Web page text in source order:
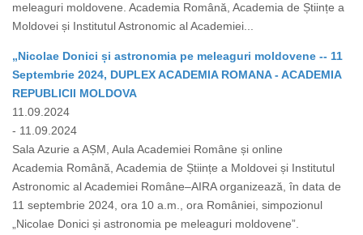
meleaguri moldovene. Academia Română, Academia de Științe a
Moldovei și Institutul Astronomic al Academiei...
„Nicolae Donici și astronomia pe meleaguri moldovene -- 11
Septembrie 2024, DUPLEX ACADEMIA ROMANA - ACADEMIA
REPUBLICII MOLDOVA
11.09.2024
- 11.09.2024
Sala Azurie a AȘM, Aula Academiei Române și online
Academia Română, Academia de Științe a Moldovei și Institutul
Astronomic al Academiei Române–AIRA organizează, în data de
11 septembrie 2024, ora 10 a.m., ora României, simpozionul
„Nicolae Donici și astronomia pe meleaguri moldovene”.